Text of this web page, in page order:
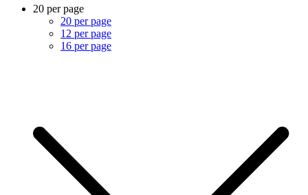
20 per page
20 per page
12 per page
16 per page